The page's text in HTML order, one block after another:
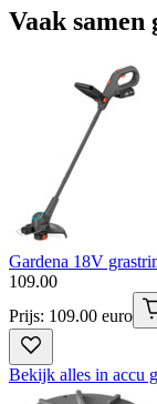
Vaak samen
Gardena 18V
109.00
Prijs: 109.00 euro
Bekijk alles in accu